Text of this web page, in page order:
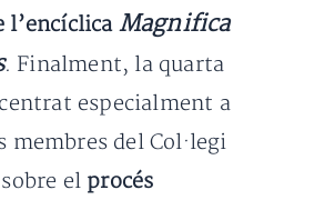
l’encíclica Magnifica
. Finalment, la quarta
especialment a
membres del Col·legi
el procés